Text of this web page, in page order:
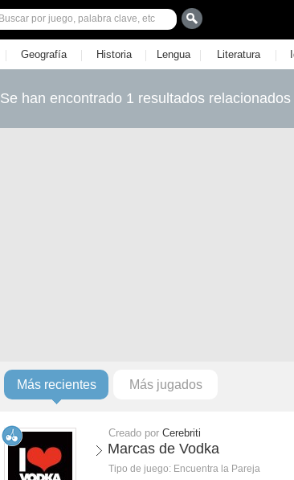
| Geografía | Historia | Lengua | Literatura |
Se han encontrado 1 resultados relacionados
Más recientes Más jugados
Creado por Cerebriti
Marcas de Vodka
Tipo de juego: Encuentra la Pareja